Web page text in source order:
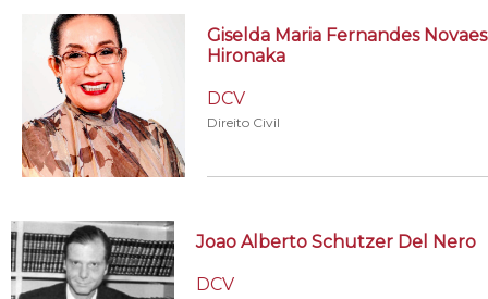
Giselda Maria Fernandes Novaes
Hironaka
DCV
Direito Civil
Joao Alberto Schutzer Del Nero
DCV